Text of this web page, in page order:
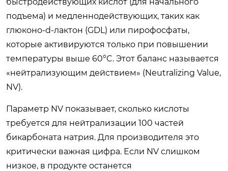
подъема) и медленнодействующих, таких как
глюконо-d-лактон (GDL) или пирофосфаты,
которые активируются только при повышении
температуры выше 60°C. Этот баланс называется
«нейтрализующим действием» (Neutralizing Value,
NV).
Параметр NV показывает, сколько кислоты
требуется для нейтрализации 100 частей
бикарбоната натрия. Для производителя это
критически важная цифра. Если NV слишком
низкое, в продукте останется